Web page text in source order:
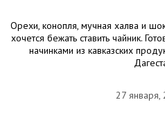
Орехи, конопля, мучная халва и
хочется бежать ставить чайник.
начинками из кавказских
27 января,